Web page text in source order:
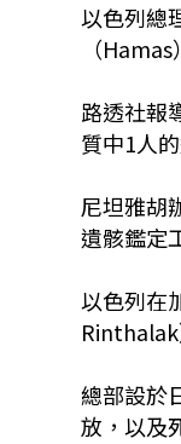
以色列總
（
路透社報
質中1人
尼坦雅胡
遺骸鑑定
以色列在
Rinthalak
總部設於
放，以及